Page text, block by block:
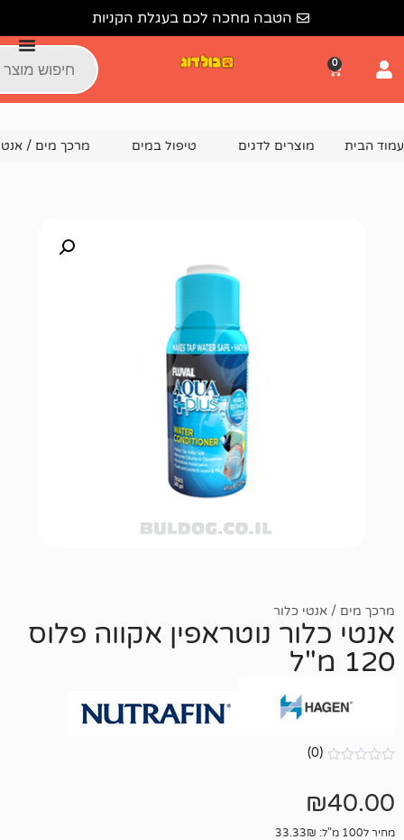
הטבה מחכה לכם בעגלת הקניות
לדגים טיפול במים מרכך מים / אנטי כלור אנטי
כלור
נוטראפין אקווה פלוס